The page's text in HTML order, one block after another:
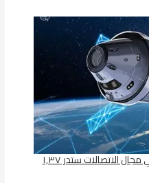
تقرير: تطبيقات بلوكتشين العالمية في مجال الاتصالات ستدر ١,٣٧